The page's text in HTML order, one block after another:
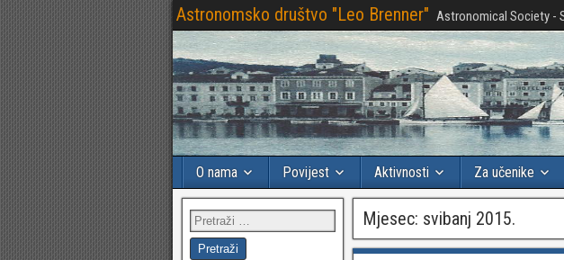
Astronomsko društvo "Leo Brenner" Astronomical Society -
O nama Povijest Aktivnosti Za učenike
Mjesec: svibanj 2015.